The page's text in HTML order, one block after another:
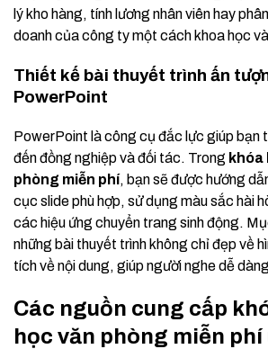
lý kho hàng, tính lương nhân viên hay
doanh của công ty một cách khoa học
Thiết kế bài thuyết trình ấn
PowerPoint
PowerPoint là công cụ đắc lực giúp bạn
đến đồng nghiệp và đối tác. Trong khóa
phòng miễn phí, bạn sẽ được hướng
cục slide phù hợp, sử dụng màu sắc hài
các hiệu ứng chuyển trang sinh động.
những bài thuyết trình không chỉ đẹp về
tích về nội dung, giúp người nghe dễ
Các nguồn cung cấp
học văn phòng miễn phí